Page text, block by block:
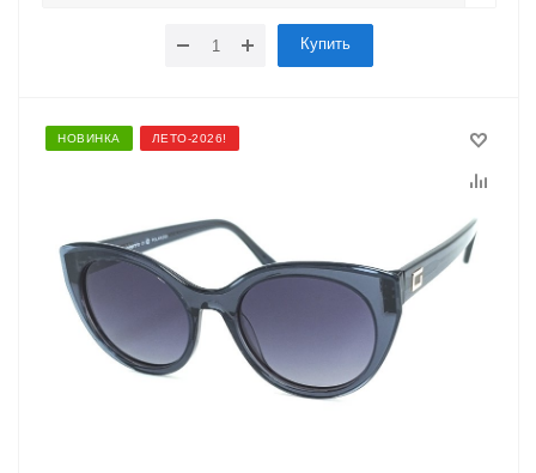
Купить
НОВИНКА ЛЕТО-2026!